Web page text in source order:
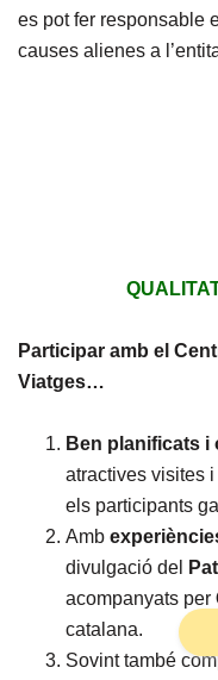
es pot fer responsable
causes alienes a
Participar amb el
Viatges…
Ben planificats i
atractives visites
els participants
Amb
divulgació del
acompanyats per
catalana.
Sovint també